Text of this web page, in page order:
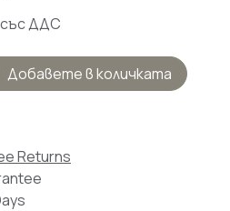
със ДДС
Добавете в количката
Returns